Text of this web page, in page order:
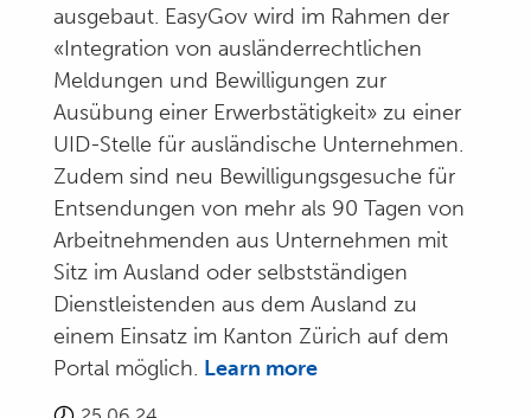
ausgebaut. EasyGov wird im Rahmen der
«Integration von ausländerrechtlichen
Meldungen und Bewilligungen zur
Ausübung einer Erwerbstätigkeit» zu einer
UID-Stelle für ausländische Unternehmen.
Zudem sind neu Bewilligungsgesuche für
Entsendungen von mehr als 90 Tagen von
Arbeitnehmenden aus Unternehmen mit
Sitz im Ausland oder selbstständigen
Dienstleistenden aus dem Ausland zu
einem Einsatz im Kanton Zürich auf dem
Portal möglich. Learn more